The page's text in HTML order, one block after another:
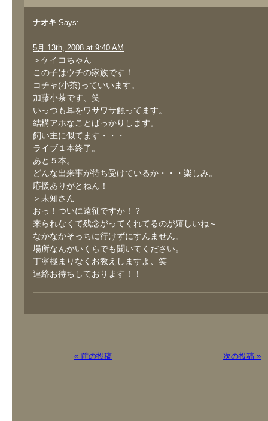
ナオキ Says:
5月 13th, 2008 at 9:40 AM
＞ケイコちゃん
この子はウチの家族です！
コチャ(小茶)っていいます。
加藤小茶です、笑
いっつも耳をワサワサ触ってます。
結構アホなことばっかりします。
飼い主に似てます・・・
ライブ１本終了。
あと５本。
どんな出来事が待ち受けているか・・・楽しみ。
応援ありがとねん！
＞未知さん
おっ！ついに遠征ですか！？
来られなくて残念がってくれてるのが嬉しいね～
なかなかそっちに行けずにすんません。
場所なんかいくらでも聞いてください。
丁寧極まりなくお教えしますよ、笑
連絡お待ちしております！！
« 前の投稿 次の投稿 »